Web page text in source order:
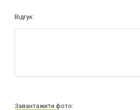
Відгук:
Завантажити фото: